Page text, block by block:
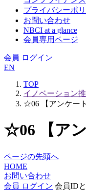
プライバシーポ
お問い合わせ
NBCI at a glance
会員専用ページ
会員 ログイン
EN
TOP
イノベーション
☆06 【アンケー
☆06 【ア
ページの先頭へ
HOME
お問い合わせ
会員 ログイン 会員ID